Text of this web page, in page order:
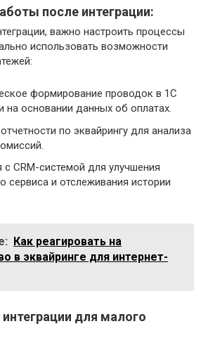
после интеграции:
важно настроить процессы
использовать возможности
формирование проводок в 1С
на основании данных об оплатах.
по эквайрингу для анализа
с CRM-системой для улучшения
сервиса и отслеживания истории
Как реагировать на
в эквайринге для интернет-
для малого